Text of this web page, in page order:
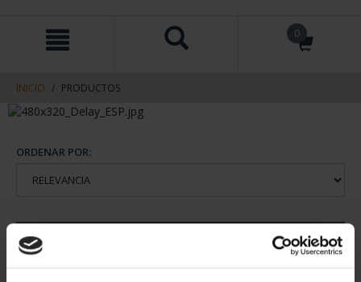
contenido
navegacin
0
INICIO PRODUCTOS
ORDENAR POR: